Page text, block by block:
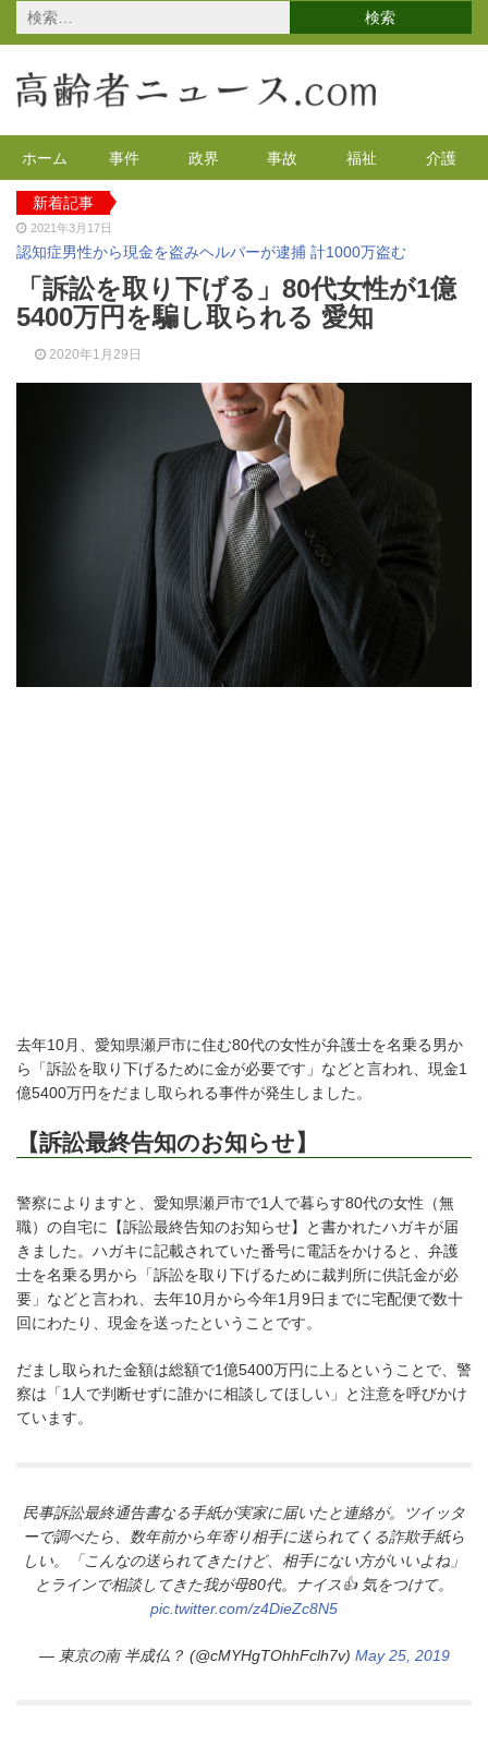
検
索:
ホーム 事件 政界 事故 福祉 介護
新着記事
2021年3月17日
認知症男性から現金を盗みヘルパーが逮捕 計1000万盗む
2021年2月4日
2020年の特殊詐欺が1万3千件 コロナで高齢者の被害が多発
2020年12月14日
有料老人ホームを活用で特養待機者を解消へ 江戸川区
90代母親と息子が自宅で血を流し死亡 無理心中か 兵庫
東京都 高齢者らを対象にGoToの自粛を呼びかけ
高齢者のワクチン接種始まる 今日から全国で開始
「訴訟を取り下げる」80代女性が1億
5400万円を騙し取られる 愛知
2020年1月29日
去年10月、愛知県瀬戸市に住む80代の女性が弁護士を名乗る男か
ら「訴訟を取り下げるために金が必要です」などと言われ、現金1
億5400万円をだまし取られる事件が発生しました。
【訴訟最終告知のお知らせ】
警察によりますと、愛知県瀬戸市で1人で暮らす80代の女性（無
職）の自宅に【訴訟最終告知のお知らせ】と書かれたハガキが届
きました。ハガキに記載されていた番号に電話をかけると、弁護
士を名乗る男から「訴訟を取り下げるために裁判所に供託金が必
要」などと言われ、去年10月から今年1月9日までに宅配便で数十
回にわたり、現金を送ったということです。
だまし取られた金額は総額で1億5400万円に上るということで、警
察は「1人で判断せずに誰かに相談してほしい」と注意を呼びかけ
ています。
民事訴訟最終通告書なる手紙が実家に届いたと連絡が。ツイッタ
ーで調べたら、数年前から年寄り相手に送られてくる詐欺手紙ら
しい。「こんなの送られてきたけど、相手にない方がいいよね」
とラインで相談してきた我が母80代。ナイス👍 気をつけて。
pic.twitter.com/z4DieZc8N5
— 東京の南 半成仏？ (@cMYHgTOhhFclh7v) May 25, 2019